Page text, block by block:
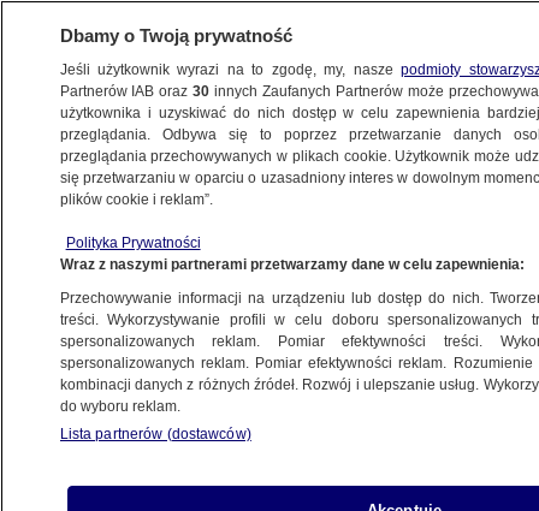
KRAKÓW
wyciągnęli jedną osobę
14.03.2025, 12:20Aktualizacja:14.03.2025, 13:05
Udostępnij
Dbamy o Twoją prywatność
Jeśli użytkownik wyrazi na to zgodę, my, naszepodmioty
Partnerów IAB oraz30 innych Zaufanych Partnerów może
użytkownika i uzyskiwać do nich dostęp w celu zapewnienia
przeglądania. Odbywa się to poprzez przetwarzanie danych
przeglądania przechowywanych w plikach cookie. Użytkownik może
się przetwarzaniu w oparciu o uzasadniony interes w dowolnym
plików cookie i reklam”.
Polityka Prywatności
Wraz z naszymi partnerami przetwarzamy dane w celu zapewnienia:
Przechowywanie informacji na urządzeniu lub dostęp do nich.
treści. Wykorzystywanie profili w celu doboru spersonalizowanych
spersonalizowanych reklam. Pomiar efektywności treści.
spersonalizowanych reklam. Pomiar efektywności reklam.
kombinacji danych z różnych źródeł. Rozwój i ulepszanie usług.
do wyboru reklam.
Lista partnerów (dostawców)